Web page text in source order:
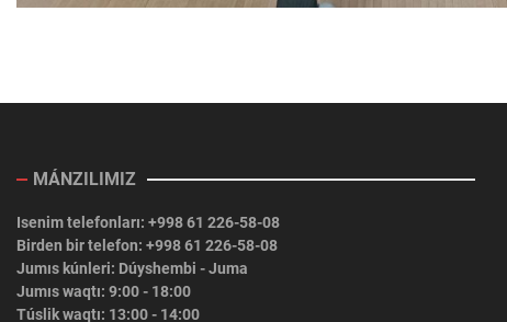
MÁNZILIMIZ
Isenim telefonları: +998 61 226-58-08
Birden bir telefon: +998 61 226-58-08
Jumıs kúnleri: Dúyshembi - Juma
Jumıs waqtı: 9:00 - 18:00
Túslik waqtı: 13:00 - 14:00